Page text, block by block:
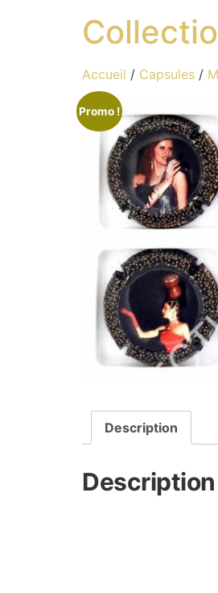
Accueil / Capsules /
Promo !
Description
Description